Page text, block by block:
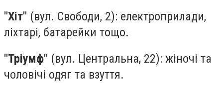
"Хіт" (вул. Свободи, 2): електроприлади,
ліхтарі, батарейки тощо.
"Тріумф" (вул. Центральна, 22): жіночі та
чоловічі одяг та взуття.